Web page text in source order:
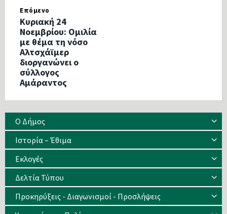
Επόμενο
Κυριακή 24
Νοεμβρίου: Ομιλία
με θέμα τη νόσο
Αλτσχάϊμερ
διοργανώνει ο
σύλλογος
Αμάραντος
Ο Δήμος
Ιστορία – Έθιμα
Eκλογές
Δελτία Τύπου
Προκηρύξεις - Διαγωνισμοί - Προσλήψεις